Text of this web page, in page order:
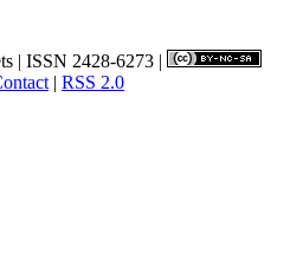
| ISSN 2428-6273 |
| RSS 2.0